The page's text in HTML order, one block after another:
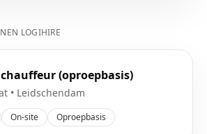
LOGIHIRE
(oproepbasis)
• Leidschendam
On-site Oproepbasis